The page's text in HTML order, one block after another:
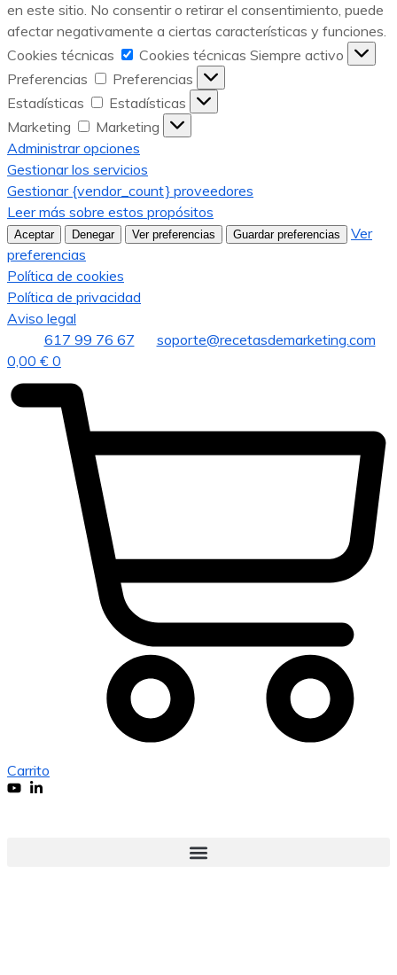
en este sitio. No consentir o retirar el consentimiento, puede
afectar negativamente a ciertas características y funciones.
Cookies técnicas
Cookies técnicas Siempre activo
Preferencias
Preferencias
Estadísticas
Estadísticas
Marketing
Marketing
Administrar opciones
Gestionar los servicios
Gestionar {vendor_count} proveedores
Leer más sobre estos propósitos
Aceptar Denegar Ver preferencias Guardar preferencias
Ver
preferencias
Política de cookies
Política de privacidad
Aviso legal
617 99 76 67
soporte@recetasdemarketing.com
0,00 € 0
Carrito